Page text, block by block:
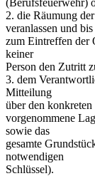
(Berufsfeuerwehr)
2. die Räumung
veranlassen und bis
zum Eintreffen der
keiner
Person den Zutritt
3. dem
Mitteilung
über den
vorgenommene
sowie das
gesamte
notwendigen
Schlüssel).